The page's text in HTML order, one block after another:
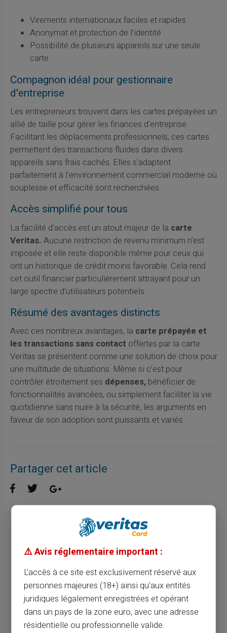
Virements internationaux faciles et rapides
Anonymat et protection de l'identité
Possibilité de plusieurs appareils sur une seule
carte
Compagnon idéal pour gestionnaire
d'entreprise
Les entrepreneurs trouvent dans les cartes prépayées un
allié de taille pour gérer les finances d'entreprise.
Facilitant les déplacements professionnels, ces cartes
permettent des transactions fluides dans divers
appareils sans frais cachés. Elles s'adaptent
parfaitement à l'environnement commercial moderne où
souplesse et efficacité sont recherchées.
Accès simplifié pour tous
La facilité d'accès est un atout majeur de la carte
Veritas. Aucune restriction de revenu minimum n'est
imposée et elle reste disponible même pour ceux qui
ont un historique de crédit moins favorable. Cela rend
cet outil financier particulièrement attrayant pour un
large spectre d'utilisateurs potentiels.
Résumé des avantages distincts
Avec ces nombreux avantages, la carte prépayée et
les transactions sans contact offertes par la carte
Veritas se présentent comme une solution de choix pour
une multitude de situations. Même si c’est pour
contrôler étroitement ses dépenses,bénéficier de
fonctionnalités avancées, ou simplement faciliter la vie
quotidienne sans nuire à la sécurité, les arguments en
faveur de son adoption sont puissants et variés.
Partager cet article
Maîtriser le quotidien avec une carte
bancaire prépayée sans compte
Article précédent
Les avantages d'opter pour une carte
prépayée pour les enfants
⚠️ Avis réglementaire important :
L'accès à ce site est exclusivement réservé aux
personnes majeures (18+) ainsi qu'aux entités
juridiques légalement enregistrées et opérant
dans un pays de la zone euro, avec une adresse
résidentielle ou professionnelle valide.